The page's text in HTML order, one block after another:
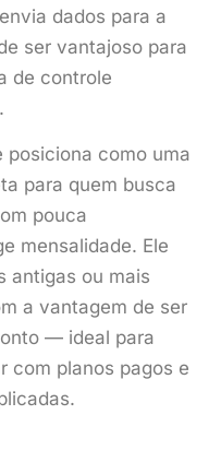
dados para a
ser vantajoso para
de controle
posiciona como uma
para quem busca
pouca
mensalidade. Ele
antigas ou mais
a vantagem de ser
— ideal para
com planos pagos e